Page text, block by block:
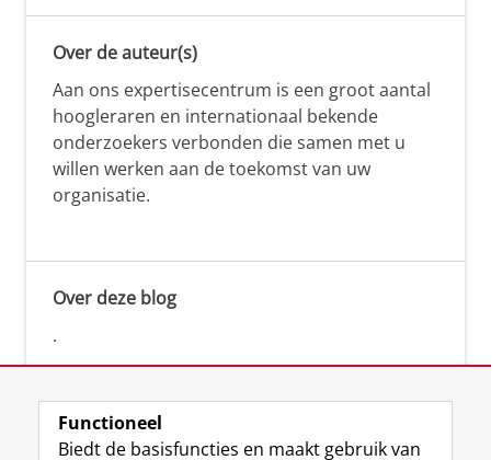
Over de auteur(s)
Aan ons expertisecentrum is een groot aantal
hoogleraren en internationaal bekende
onderzoekers verbonden die samen met u
willen werken aan de toekomst van uw
organisatie.
Over deze blog
.
Functioneel
Biedt de basisfuncties en maakt gebruik van